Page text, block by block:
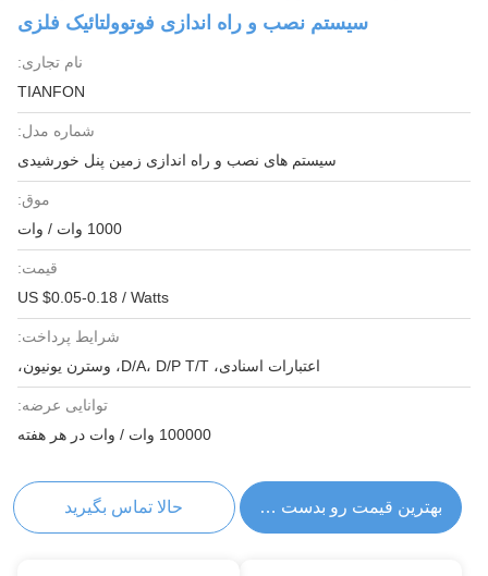
سیستم نصب و راه اندازی فوتوولتائیک فلزی
نام تجاری:
TIANFON
شماره مدل:
سیستم های نصب و راه اندازی زمین پنل خورشیدی
موق:
1000 وات / وات
قیمت:
US $0.05-0.18 / Watts
شرایط پرداخت:
اعتبارات اسنادی، D/A، D/P T/T، وسترن یونیون،
توانایی عرضه:
100000 وات / وات در هر هفته
بهترین قیمت رو بدست بیار حالا تماس بگیرید